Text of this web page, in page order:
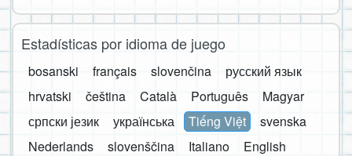
Estadísticas por idioma de juego
bosanski français slovenčina
русский язык
hrvatski
čeština Català Português
Magyar
српски језик
українська Tiếng Việt
svenska
Nederlands
slovenščina Italiano
English